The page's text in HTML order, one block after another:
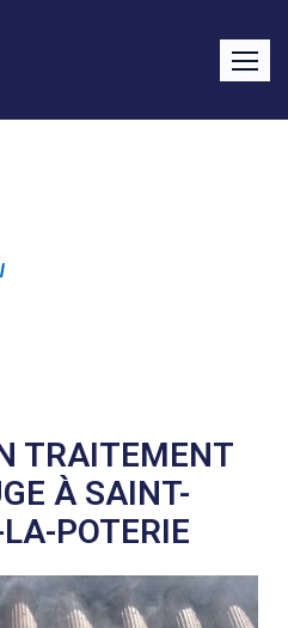
TRAITEMENT
À SAINT-
POTERIE